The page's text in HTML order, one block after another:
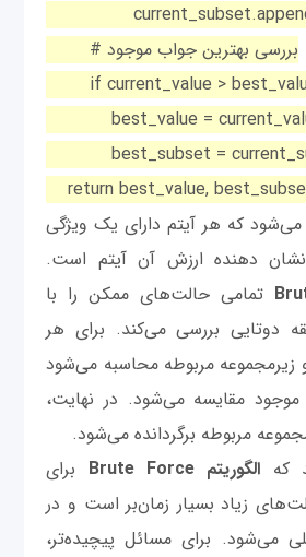
# بررسی بهترین جواب موجود
if current_value >
best_value =
best_subset =
return best_value,
که هر آیتم دارای یک ویژگی
تمامی حالت‌های ممکن را با
دوتایی بررسی می‌کند. برای هر
زیرمجموعه مربوطه محاسبه می‌شود
مقایسه می‌شود. در نهایت،
مربوطه برگردانده می‌شود.
که الگوریتم Brute Force
برای
زیاد بسیار زمان‌بر است و در
می‌شود. برای مسائل پیچیده‌تر،